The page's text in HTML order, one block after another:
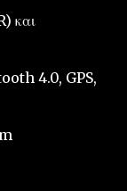
και
4.0, GPS,